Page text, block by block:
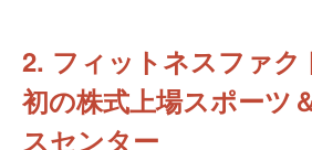
2. フィットネスファク
初の株式上場スポーツ
スセンター